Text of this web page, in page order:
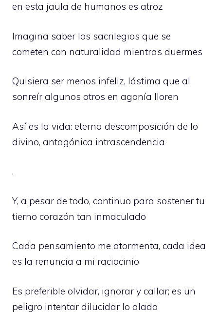
en esta jaula de humanos es atroz
Imagina saber los sacrilegios que se
cometen con naturalidad mientras duermes
Quisiera ser menos infeliz, lástima que al
sonreír algunos otros en agonía lloren
Así es la vida: eterna descomposición de lo
divino, antagónica intrascendencia
.
Y, a pesar de todo, continuo para sostener tu
tierno corazón tan inmaculado
Cada pensamiento me atormenta, cada idea
es la renuncia a mi raciocinio
Es preferible olvidar, ignorar y callar; es un
peligro intentar dilucidar lo alado